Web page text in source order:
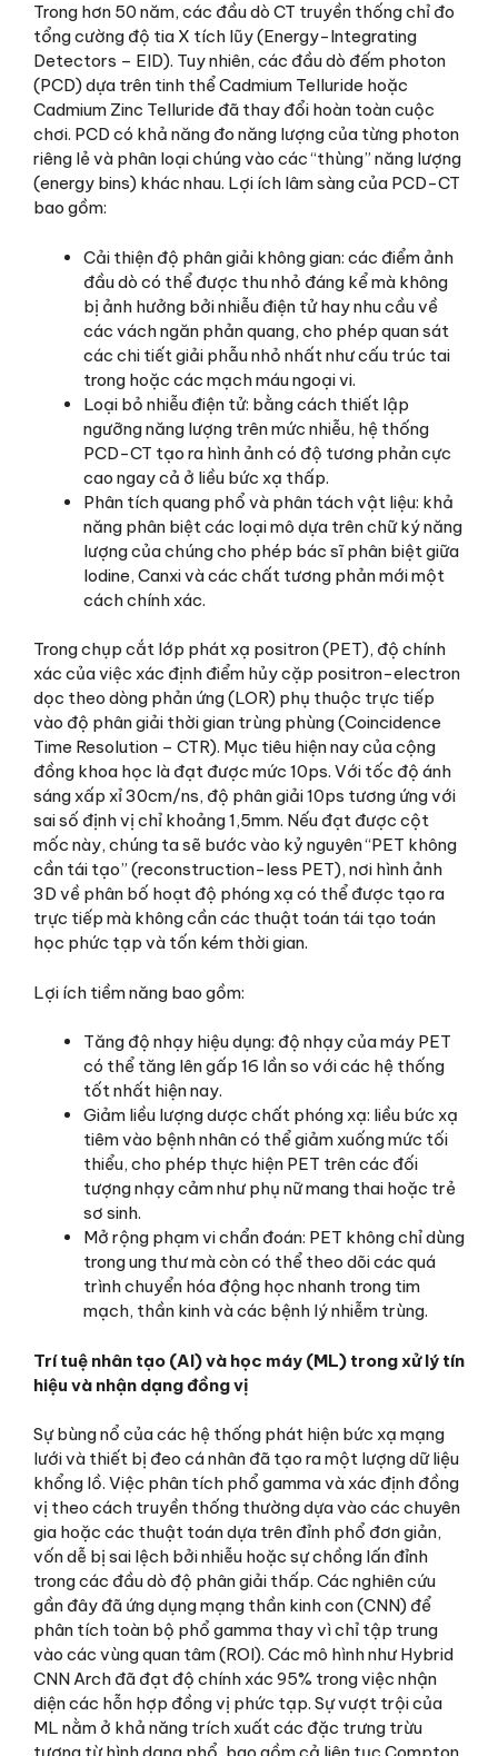
Trong hơn 50 năm, các đầu dò CT truyền thống chỉ đo
tổng cường độ tia X tích lũy (Energy-Integrating
Detectors – EID). Tuy nhiên, các đầu dò đếm photon
(PCD) dựa trên tinh thể Cadmium Telluride hoặc
Cadmium Zinc Telluride đã thay đổi hoàn toàn cuộc
chơi. PCD có khả năng đo năng lượng của từng photon
riêng lẻ và phân loại chúng vào các “thùng” năng lượng
(energy bins) khác nhau. Lợi ích lâm sàng của PCD-CT
bao gồm:
Cải thiện độ phân giải không gian: các điểm ảnh
đầu dò có thể được thu nhỏ đáng kể mà không
bị ảnh hưởng bởi nhiễu điện tử hay nhu cầu về
các vách ngăn phản quang, cho phép quan sát
các chi tiết giải phẫu nhỏ nhất như cấu trúc tai
trong hoặc các mạch máu ngoại vi.
Loại bỏ nhiễu điện tử: bằng cách thiết lập
ngưỡng năng lượng trên mức nhiễu, hệ thống
PCD-CT tạo ra hình ảnh có độ tương phản cực
cao ngay cả ở liều bức xạ thấp.
Phân tích quang phổ và phân tách vật liệu: khả
năng phân biệt các loại mô dựa trên chữ ký năng
lượng của chúng cho phép bác sĩ phân biệt giữa
Iodine, Canxi và các chất tương phản mới một
cách chính xác.
Trong chụp cắt lớp phát xạ positron (PET), độ chính
xác của việc xác định điểm hủy cặp positron-electron
dọc theo dòng phản ứng (LOR) phụ thuộc trực tiếp
vào độ phân giải thời gian trùng phùng (Coincidence
Time Resolution – CTR). Mục tiêu hiện nay của cộng
đồng khoa học là đạt được mức 10ps. Với tốc độ ánh
sáng xấp xỉ 30cm/ns, độ phân giải 10ps tương ứng với
sai số định vị chỉ khoảng 1,5mm. Nếu đạt được cột
mốc này, chúng ta sẽ bước vào kỷ nguyên “PET không
cần tái tạo” (reconstruction-less PET), nơi hình ảnh
3D về phân bố hoạt độ phóng xạ có thể được tạo ra
trực tiếp mà không cần các thuật toán tái tạo toán
học phức tạp và tốn kém thời gian.
Lợi ích tiềm năng bao gồm:
Tăng độ nhạy hiệu dụng: độ nhạy của máy PET
có thể tăng lên gấp 16 lần so với các hệ thống
tốt nhất hiện nay.
Giảm liều lượng dược chất phóng xạ: liều bức xạ
tiêm vào bệnh nhân có thể giảm xuống mức tối
thiểu, cho phép thực hiện PET trên các đối
tượng nhạy cảm như phụ nữ mang thai hoặc trẻ
sơ sinh.
Mở rộng phạm vi chẩn đoán: PET không chỉ dùng
trong ung thư mà còn có thể theo dõi các quá
trình chuyển hóa động học nhanh trong tim
mạch, thần kinh và các bệnh lý nhiễm trùng.
Trí tuệ nhân tạo (AI) và học máy (ML) trong xử lý tín
hiệu và nhận dạng đồng vị
Sự bùng nổ của các hệ thống phát hiện bức xạ mạng
lưới và thiết bị đeo cá nhân đã tạo ra một lượng dữ liệu
khổng lồ. Việc phân tích phổ gamma và xác định đồng
vị theo cách truyền thống thường dựa vào các chuyên
gia hoặc các thuật toán dựa trên đỉnh phổ đơn giản,
vốn dễ bị sai lệch bởi nhiễu hoặc sự chồng lấn đỉnh
trong các đầu dò độ phân giải thấp. Các nghiên cứu
gần đây đã ứng dụng mạng thần kinh con (CNN) để
phân tích toàn bộ phổ gamma thay vì chỉ tập trung
vào các vùng quan tâm (ROI). Các mô hình như Hybrid
CNN Arch đã đạt độ chính xác 95% trong việc nhận
diện các hỗn hợp đồng vị phức tạp. Sự vượt trội của
ML nằm ở khả năng trích xuất các đặc trưng trừu